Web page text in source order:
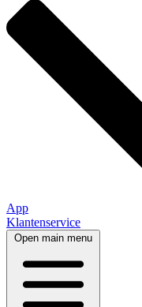
App
Klantenservice
Open main menu